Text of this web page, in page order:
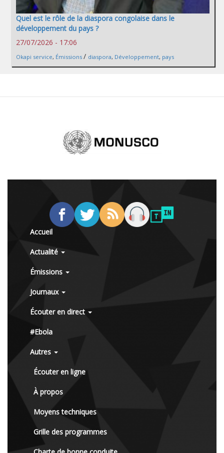
Quel est le rôle de la diaspora congolaise dans le
développement du pays ?
27/07/2026 - 17:06
Okapi service, Émissions / diaspora, Développement, pays
Accueil
Actualité
Émissions
Journaux
Écouter en direct
#Ebola
Autres
Écouter en ligne
À propos
Moyens techniques
Grille des programmes